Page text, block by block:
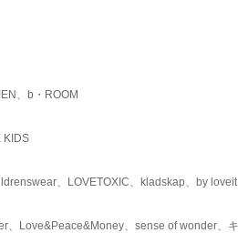
、b・ROOM
KIDS
、LOVETOXIC、kladskap、by
、Love&Peace&Money、sense of wonder、